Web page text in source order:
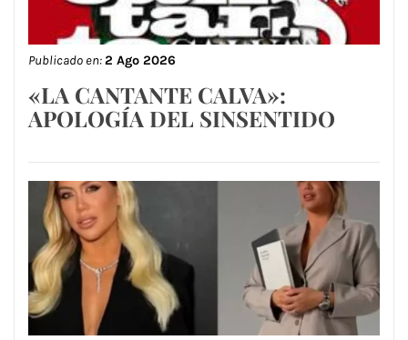
Publicado en:2 Ago 2026
«LA CANTANTE CALVA»:
APOLOGÍA DEL SINSENTIDO